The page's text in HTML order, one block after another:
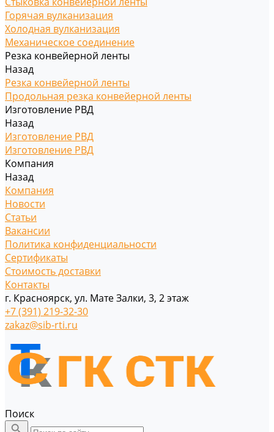
Горячая вулканизация
Холодная вулканизация
Механическое соединение
Резка конвейерной ленты
Назад
Резка конвейерной ленты
Продольная резка конвейерной ленты
Изготовление РВД
Назад
Изготовление РВД
Изготовление РВД
Компания
Назад
Компания
Новости
Статьи
Вакансии
Политика конфиденциальности
Сертификаты
Стоимость доставки
Контакты
г. Красноярск, ул. Мате Залки, 3, 2 этаж
+7 (391) 219-32-30
zakaz@sib-rti.ru
Поиск